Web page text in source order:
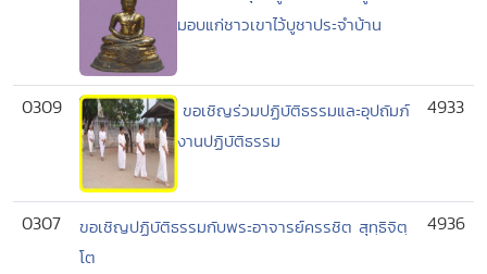
มอบแก่ชาวเขาไว้บูชาประจำบ้าน
0309
ขอเชิญร่วมปฏิบัติธรรมและอุปถัมภ์
งานปฏิบัติธรรม
4933
0307
ขอเชิญปฏิบัติธรรมกับพระอาจารย์ครรชิต สุทฺธิจิตฺ
โต
4936